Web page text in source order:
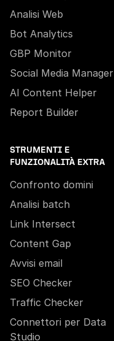
Analisi Web
Bot Analytics
GBP Monitor
Social Media Manager
AI Content Helper
Report Builder
STRUMENTI E
FUNZIONALITÀ EXTRA
Confronto domini
Analisi batch
Link Intersect
Content Gap
Avvisi email
SEO Checker
Traffic Checker
Connettori per Data
Studio